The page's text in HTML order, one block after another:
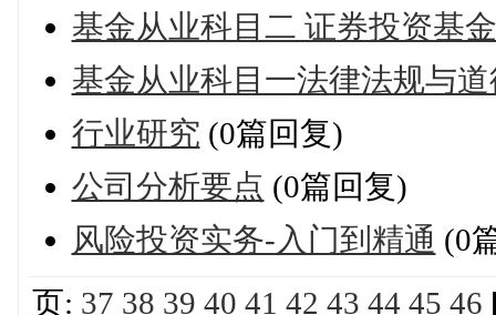
基金从业科目二 证券投资基金
基金从业科目一法律法规与
行业研究 (0篇回复)
公司分析要点 (0篇回复)
风险投资实务-入门到精通 (0
页: 37 38 39 40 41 42 43 44 45 46